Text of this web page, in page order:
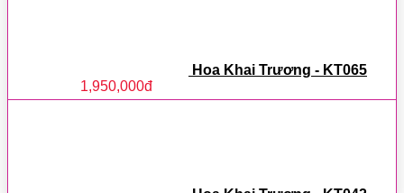
Hoa Khai Trương - KT065
1,950,000đ